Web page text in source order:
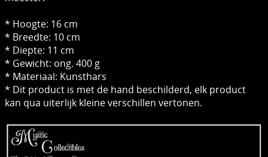
* Hoogte: 16 cm
* Breedte: 10 cm
* Diepte: 11 cm
* Gewicht: ong. 400 g
* Materiaal: Kunsthars
* Dit product is met de hand beschilderd, elk product
kan qua uiterlijk kleine verschillen vertonen.